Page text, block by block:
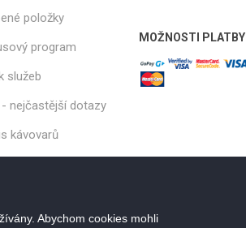
položky
program
služeb
- nejčastější dotazy
kávovarů
MOŽNOSTI PLATBY
Abychom cookies mohli